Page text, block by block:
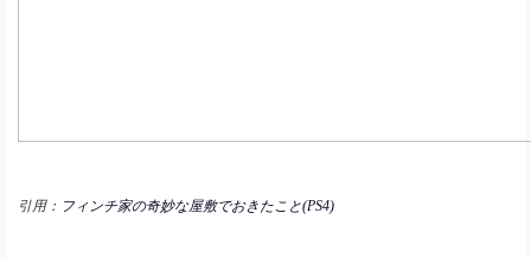
引用： フィンチ家の奇妙な屋敷でおきたこと(PS4)